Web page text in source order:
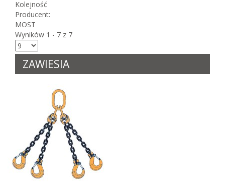
Kolejność
Producent:
MOST
Wyników 1 - 7 z 7
ZAWIESIA